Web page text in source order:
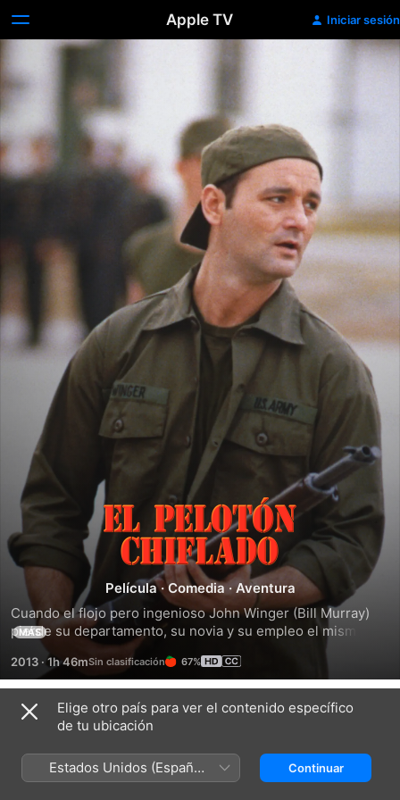
Apple TV Iniciar sesión
El
pelotón
chiflado
Película ·Comedia ·Aventura
Cuando el flojo pero ingenioso John Winger (Bill Murray)
pierde su departamento, su novia y su empleo el mismo
día, decide embarcarse en una aventura nueva: unirse al
ejército de EE.UU., casi provocando la Tercera Guerra
Mundial.
MÁS
2013 ·1h 46m 67%
Tráilers
Elige otro país para ver el contenido específico
de tu ubicación
Estados Unidos (Español
México)
Continuar